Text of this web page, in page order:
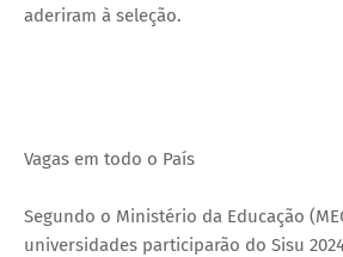
aderiram à seleção.
Vagas em todo o País
Segundo o Ministério da Educação
universidades participarão do Sisu